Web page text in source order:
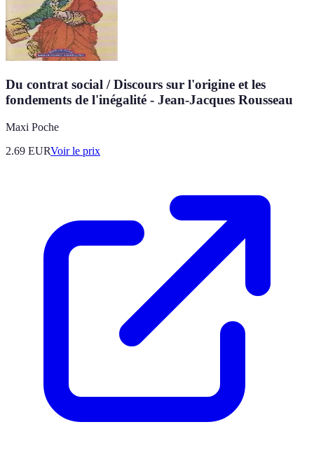
Du contrat social / Discours sur l'origine et les
fondements de l'inégalité - Jean-Jacques Rousseau
Maxi Poche
2.69 EURVoir le prix